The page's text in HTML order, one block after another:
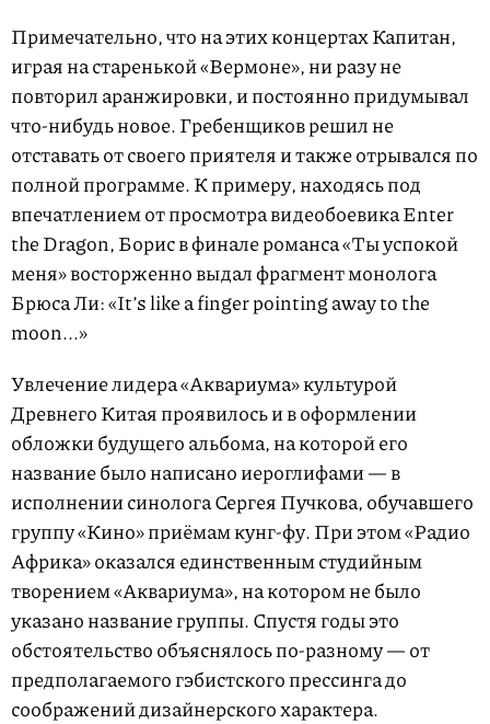
Примечательно, что на этих концертах Капитан,
играя на старенькой «Вермоне», ни разу не
повторил аранжировки, и постоянно придумывал
что-нибудь новое. Гребенщиков решил не
отставать от своего приятеля и также отрывался по
полной программе. К примеру, находясь под
впечатлением от просмотра видеобоевика Enter
the Dragon, Борис в финале романса «Ты успокой
меня» восторженно выдал фрагмент монолога
Брюса Ли: «It’s like a finger pointing away to the
moon...»
Увлечение лидера «Аквариума» культурой
Древнего Китая проявилось и в оформлении
обложки будущего альбома, на которой его
название было написано иероглифами — в
исполнении синолога Сергея Пучкова, обучавшего
группу «Кино» приёмам кунг-фу. При этом «Радио
Африка» оказался единственным студийным
творением «Аквариума», на котором не было
указано название группы. Спустя годы это
обстоятельство объяснялось по-разному — от
предполагаемого гэбистского прессинга до
соображений дизайнерского характера.